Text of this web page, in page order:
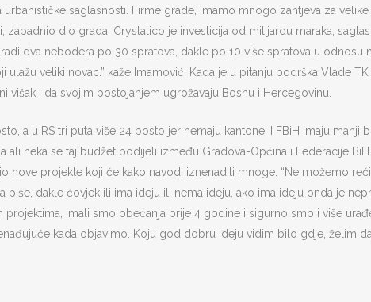
saglasnosti. Firme grade, imamo mnogo zahtjeva za
zapadnio dio grada. Crystalico je investicija od milijardu maraka,
dva nebodera po 30 spratova, dakle po 10 više spratova u odnosu
veliki novac.” kaže Imamović. Kada je u pitanju podrška Vlade
i da svojim postojanjem ugrožavaju Bosnu i Hercegovinu.
a u RS tri puta više 24 posto jer nemaju kantone. I FBiH imaju manji
neka se taj budžet podijeli između Gradova-Općina i Federacije
nove projekte koji će kako navodi iznenaditi mnoge. “Ne možemo
piše, dakle čovjek ili ima ideju ili nema ideju, ako ima ideju onda je
projektima, imali smo obećanja prije 4 godine i sigurno smo i više
kada objavimo. Koju god dobru ideju vidim bilo gdje, želim